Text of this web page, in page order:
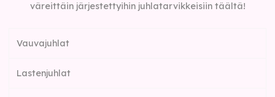
väreittäin järjestettyihin juhlatarvikkeisiin täältä!
Vauvajuhlat
Lastenjuhlat